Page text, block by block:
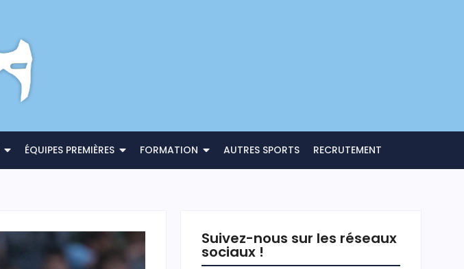
ÉQUIPES PREMIÈRES FORMATION AUTRES SPORTS RECRUTEMENT
Suivez-nous sur les réseaux
sociaux !